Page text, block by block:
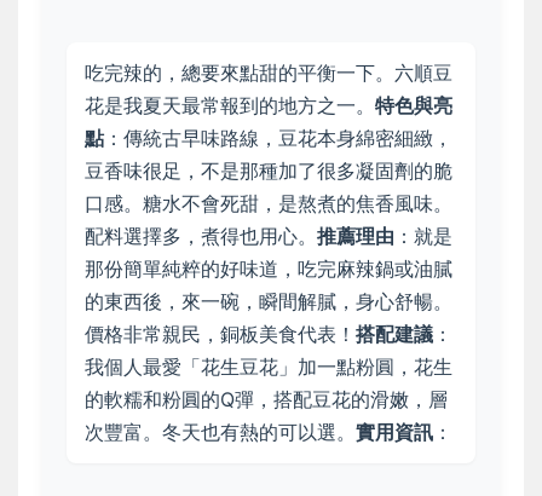
吃完辣的，總要來點甜的平衡一下。六順豆
花是我夏天最常報到的地方之一。 特色與亮
點：傳統古早味路線，豆花本身綿密細緻，
豆香味很足，不是那種加了很多凝固劑的脆
口感。糖水不會死甜，是熬煮的焦香風味。
配料選擇多，煮得也用心。 推薦理由 ：就是
那份簡單純粹的好味道，吃完麻辣鍋或油膩
的東西後，來一碗，瞬間解膩，身心舒暢。
價格非常親民，銅板美食代表！ 搭配建議 ：
我個人最愛「花生豆花」加一點粉圓，花生
的軟糯和粉圓的Q彈，搭配豆花的滑嫩，層
次豐富。冬天也有熱的可以選。 實用資訊 ：